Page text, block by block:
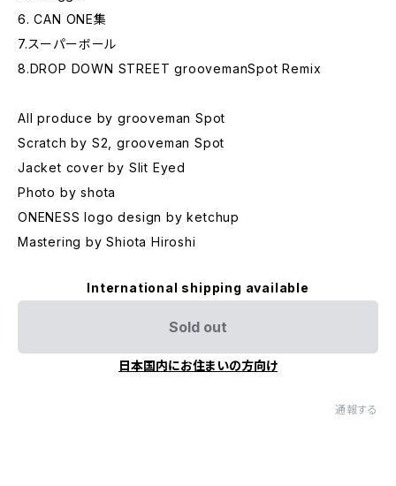
6. CAN ONE集
7.スーパーボール
8.DROP DOWN STREET groovemanSpot Remix
All produce by grooveman Spot
Scratch by S2, grooveman Spot
Jacket cover by Slit Eyed
Photo by shota
ONENESS logo design by ketchup
Mastering by Shiota Hiroshi
International shipping available
Sold out
日本国内にお住まいの方向け
通報する